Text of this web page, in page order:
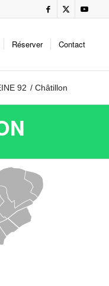
Réserver Contact
92 / Châtillon